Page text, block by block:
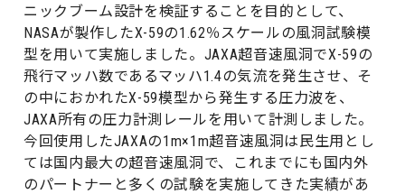
ニックブーム設計を検証することを目的として、
NASAが製作したX-59の1.62％スケールの風洞試験模
型を用いて実施しました。JAXA超音速風洞でX-59の
飛行マッハ数であるマッハ1.4の気流を発生させ、そ
の中におかれたX-59模型から発生する圧力波を、
JAXA所有の圧力計測レールを用いて計測しました。
今回使用したJAXAの1m×1m超音速風洞は民生用とし
ては国内最大の超音速風洞で、これまでにも国内外
のパートナーと多くの試験を実施してきた実績があ